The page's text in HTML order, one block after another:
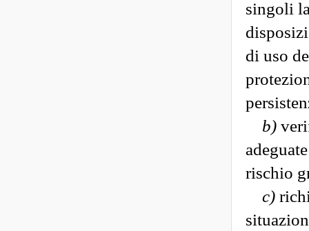
singoli
di uso
b)
rischio
c)